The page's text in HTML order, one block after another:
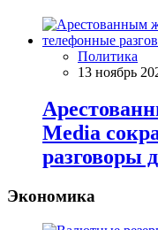
Политика
13 ноябрь
Media
разговоры
Экономика